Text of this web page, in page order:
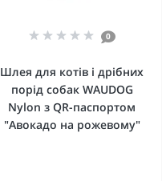
0
Шлея для котів і дрібних
порід собак WAUDOG
Nylon з QR-паспортом
"Авокадо на рожевому"